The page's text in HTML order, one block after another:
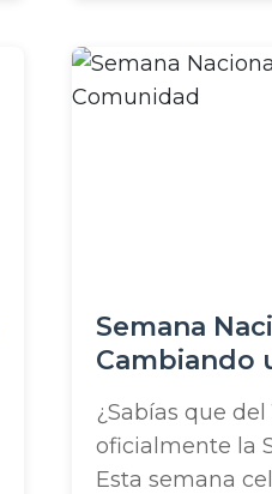
hacerlo cada
apoyando
Semana
Cambiando
¿Sabías que
oficialmente la
Esta semana